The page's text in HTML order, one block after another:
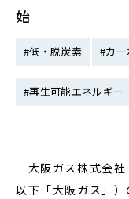
採用情報
始
#低・脱炭素 #カ
#再生可能エネルギー
大阪ガス株式会社
以下「大阪ガス」